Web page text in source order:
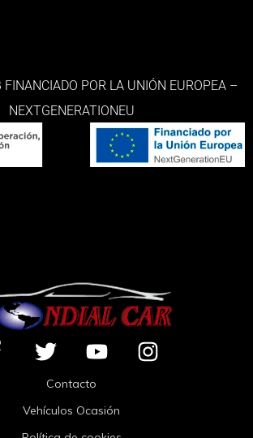
FINANCIADO POR LA UNIÓN EUROPEA –
NEXTGENERATIONEU
Contacto
Vehículos Ocasión